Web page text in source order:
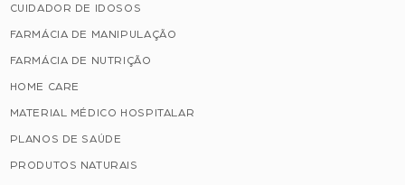
CUIDADOR DE IDOSOS
FARMÁCIA DE MANIPULAÇÃO
FARMÁCIA DE NUTRIÇÃO
HOME CARE
MATERIAL MÉDICO HOSPITALAR
PLANOS DE SAÚDE
PRODUTOS NATURAIS